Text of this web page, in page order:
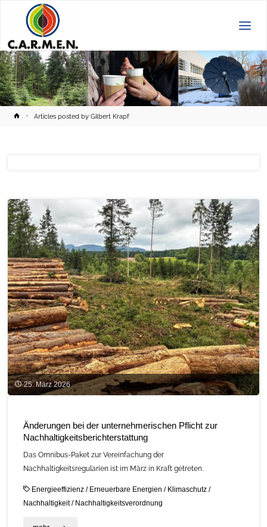
HomeArticles posted by Gilbert Krapf
25. März 2026
Änderungen bei der unternehmerischen Pflicht zur
Nachhaltigkeitsberichterstattung
Das Omnibus-Paket zur Vereinfachung der
Nachhaltigkeitsregularien ist im März in Kraft getreten.
Energieeffizienz / Erneuerbare Energien / Klimaschutz /
Nachhaltigkeit/ Nachhaltigkeitsverordnung